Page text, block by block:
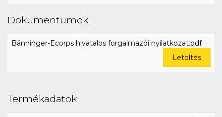
Dokumentumok
Bänninger-Ecorps hivatalos forgalmazói nyilatkozat.pdf
Letöltés
Termékadatok